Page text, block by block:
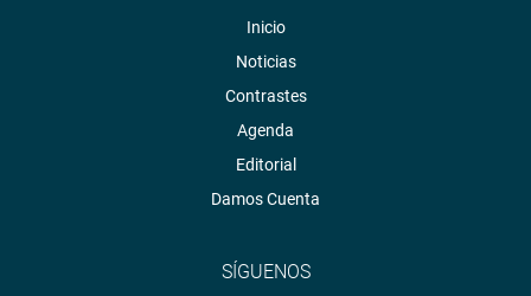
Inicio
Noticias
Contrastes
Agenda
Editorial
Damos Cuenta
SÍGUENOS